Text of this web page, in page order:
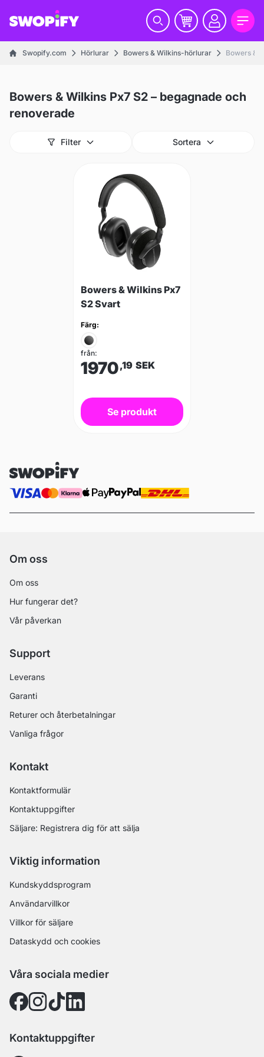
Swopify.com Hörlurar Bowers & Wilkins-hörlurar Bowers &
Bowers & Wilkins Px7 S2 – begagnade och
renoverade
Filter Sortera
Bowers & Wilkins Px7
S2 Svart
Färg:
från:
1970,19 SEK
Se produkt
Om oss
Om oss
Hur fungerar det?
Vår påverkan
Support
Leverans
Garanti
Returer och återbetalningar
Vanliga frågor
Kontakt
Kontaktformulär
Kontaktuppgifter
Säljare: Registrera dig för att sälja
Viktig information
Kundskyddsprogram
Användarvillkor
Villkor för säljare
Dataskydd och cookies
Våra sociala medier
Kontaktuppgifter